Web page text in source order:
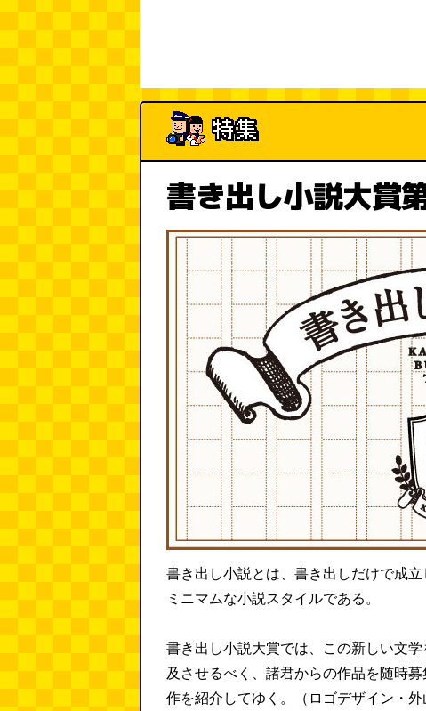
書き出し小説大賞
書き出し小説とは、書き出しだけで成立
ミニマムな小説スタイルである。
書き出し小説大賞では、この新しい文
及させるべく、諸君からの作品を随時
作を紹介してゆく。（ロゴデザイン・外